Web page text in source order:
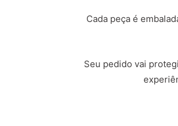
Cada peça é
Seu pedido vai